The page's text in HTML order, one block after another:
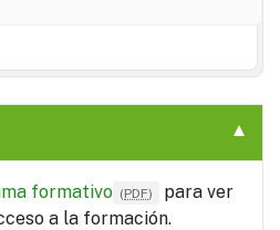
formativo (PDF)
para ver
a la formación.